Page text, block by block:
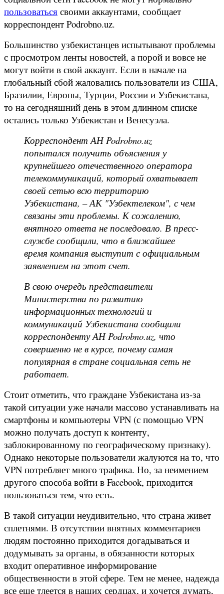
пользоваться своими аккаунтами, сообщает
корреспондент Podrobno.uz.
Большинство узбекистанцев испытывают проблемы
с просмотром ленты новостей, а порой и вовсе не
могут войти в свой аккаунт. Если в начале на
глобальный сбой жаловались пользователи из США,
Бразилии, Европы, Турции, России и Узбекистана,
то на сегодняшний день в этом длинном списке
остались только Узбекистан и Венесуэла.
Корреспондент АН Podrobno.uz
попытался получить объяснения у
крупнейшего отечественного оператора
телекоммуникаций, который охватывает
своей сетью всю территорию
Узбекистана, – АК "Узбектелеком", с чем
связаны эти проблемы. К сожалению,
внятного ответа не последовало. В пресс-
службе сообщили, что в ближайшее
время компания выступит с официальным
заявлением на этот счет.
В свою очередь представители
Министерства по развитию
информационных технологий и
коммуникаций Узбекистана сообщили
корреспонденту АН Podrobno.uz, что
совершенно не в курсе, почему самая
популярная в стране социальная сеть не
работает.
Стоит отметить, что граждане Узбекистана из-за
такой ситуации уже начали массово устанавливать на
смартфоны и компьютеры VPN (с помощью VPN
можно получать доступ к контенту,
заблокированному по географическому признаку).
Однако некоторые пользователи жалуются на то, что
VPN потребляет много трафика. Но, за неимением
другого способа войти в Facebook, приходится
пользоваться тем, что есть.
В такой ситуации неудивительно, что страна живет
сплетнями. В отсутствии внятных комментариев
людям постоянно приходится догадываться и
додумывать за органы, в обязанности которых
входит оперативное информирование
общественности в этой сфере. Тем не менее, надежда
все еще тлеется в наших сердцах, и хочется думать,